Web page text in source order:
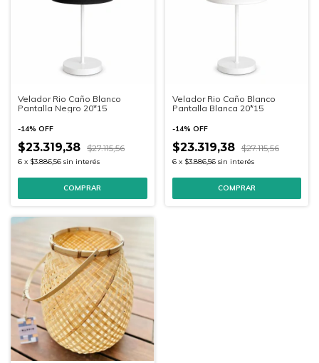
Velador Rio Caño Blanco
Pantalla Negro 20*15
-14% OFF
$23.319,38 $27.115,56
6 x $3.886,56 sin interés
Velador Rio Caño Blanco
Pantalla Blanca 20*15
-14% OFF
$23.319,38 $27.115,56
6 x $3.886,56 sin interés